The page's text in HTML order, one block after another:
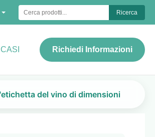
Ricerca
CASI Richiedi Informazioni
del vino di dimensioni